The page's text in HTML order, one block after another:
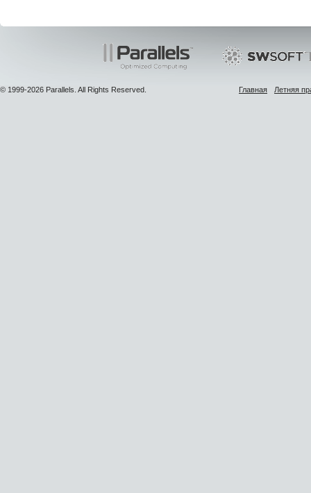
© 1999-2026 Parallels. All Rights Reserved. Главная Летняя